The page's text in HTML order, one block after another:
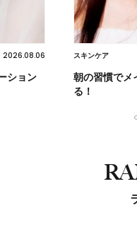
2026.07.22
が変わ
ヘア
柏木由紀さん